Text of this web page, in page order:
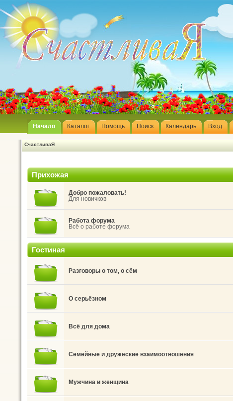
Начало Каталог Помощь Поиск Календарь Вход
СчастливаЯ
Прихожая
Добро пожаловать!
Для новичков
Работа форума
Всё о работе форума
Гостиная
Разговоры о том, о сём
О серьёзном
Всё для дома
Семейные и дружеские взаимоотношения
Мужчина и женщина